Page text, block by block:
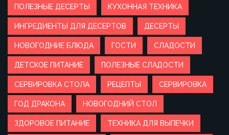
ПОЛЕЗНЫЕ ДЕСЕРТЫ КУХОННАЯ ТЕХНИКА
ИНГРЕДИЕНТЫ ДЛЯ ДЕСЕРТОВ ДЕСЕРТЫ
НОВОГОДНИЕ БЛЮДА ГОСТИ СЛАДОСТИ
ДЕТСКОЕ ПИТАНИЕ ПОЛЕЗНЫЕ СЛАДОСТИ
СЕРВИРОВКА СТОЛА РЕЦЕПТЫ СЕРВИРОВКА
ГОД ДРАКОНА НОВОГОДНИЙ СТОЛ
ЗДОРОВОЕ ПИТАНИЕ ТЕХНИКА ДЛЯ ВЫПЕЧКИ